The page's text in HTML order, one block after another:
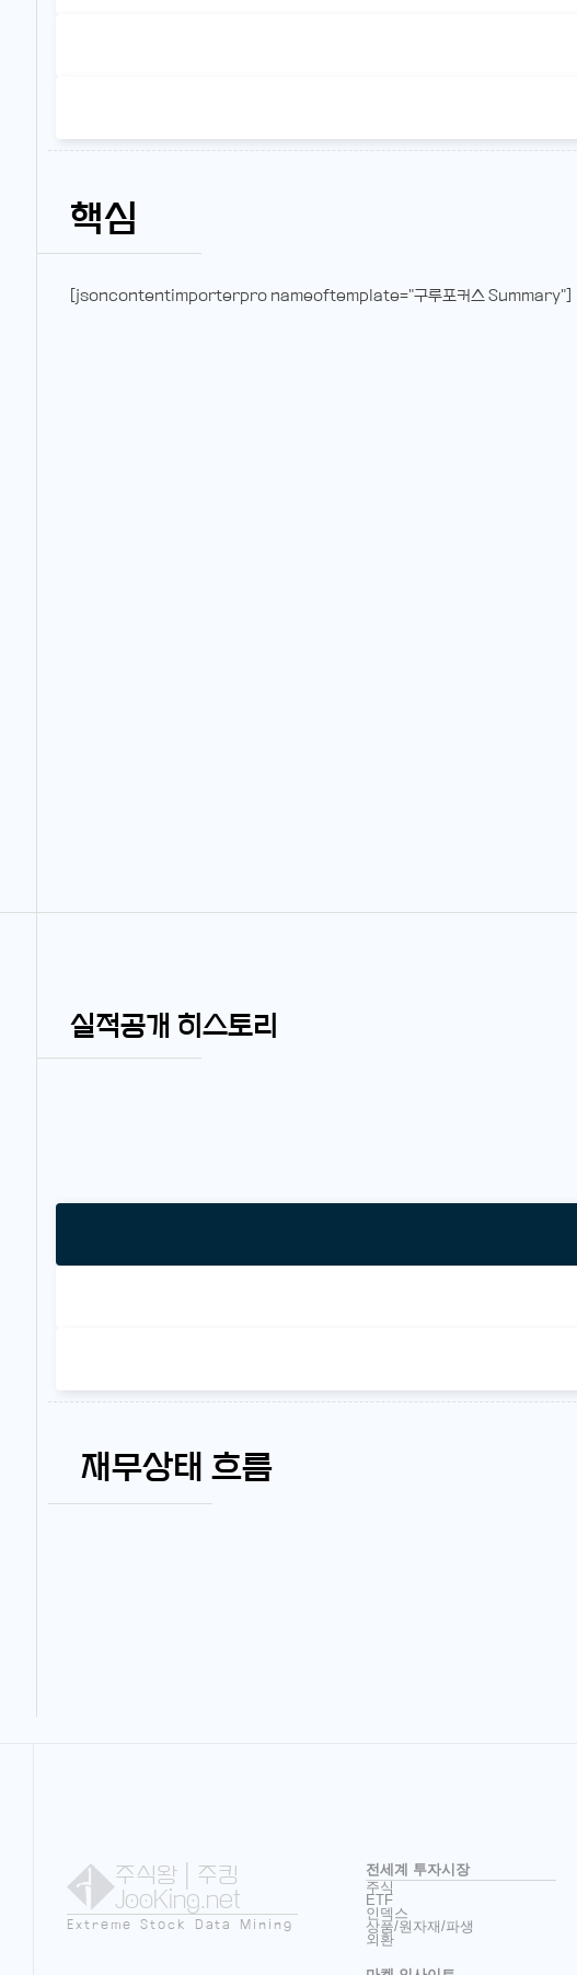
핵심
[jsoncontentimporterpro nameoftemplate="구루포커스 Summary"]
실적공개 히스토리
재무상태 흐름
주식왕 | 주킹
JooKing.net
Extreme Stock Data Mining
전세계 투자시장
주식
ETF
인덱스
상품/원자재/파생
외환